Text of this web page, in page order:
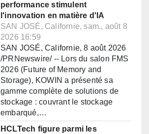
performance stimulent
l'innovation en matière d'IA
SAN JOSÉ, Californie, sam., août 8
2026 16:59
SAN JOSÉ, Californie, 8 août 2026
/PRNewswire/ -- Lors du salon FMS
2026 (Future of Memory and
Storage), KOWIN a présenté sa
gamme complète de solutions de
stockage : couvrant le stockage
embarqué,…
HCLTech figure parmi les